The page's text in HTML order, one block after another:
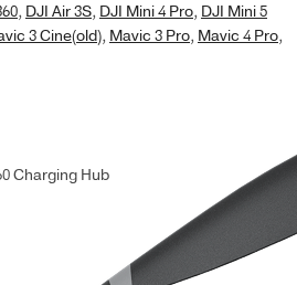
, DJI Air 3S, DJI Mini 4 Pro, DJI Mini 5
3 Cine(old), Mavic 3 Pro, Mavic 4 Pro,